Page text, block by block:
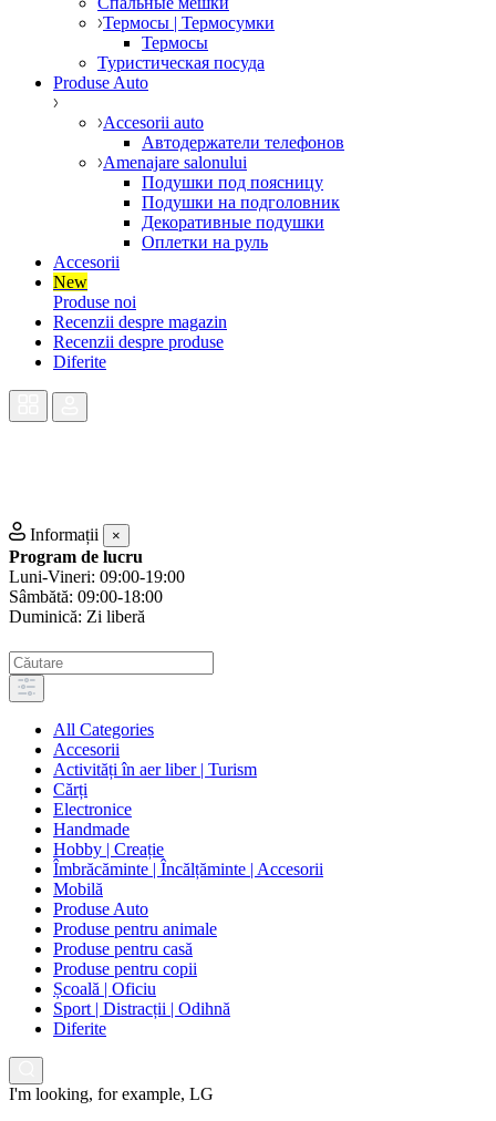
Термосы | Термосумки
Термосы
Туристическая посуда
Produse Auto
Accesorii auto
Автодержатели телефонов
Amenajare salonului
Подушки под поясницу
Подушки на подголовник
Декоративные подушки
Оплетки на руль
Accesorii
New
Produse noi
Recenzii despre magazin
Recenzii despre produse
Diferite
Informații ×
Program de lucru
Luni-Vineri: 09:00-19:00
Sâmbătă: 09:00-18:00
Duminică: Zi liberă
All Categories
Accesorii
Activități în aer liber | Turism
Cărți
Electronice
Handmade
Hobby | Creație
Îmbrăcăminte | Încălțăminte | Accesorii
Mobilă
Produse Auto
Produse pentru animale
Produse pentru casă
Produse pentru copii
Școală | Oficiu
Sport | Distracții | Odihnă
Diferite
I'm looking, for example, LG